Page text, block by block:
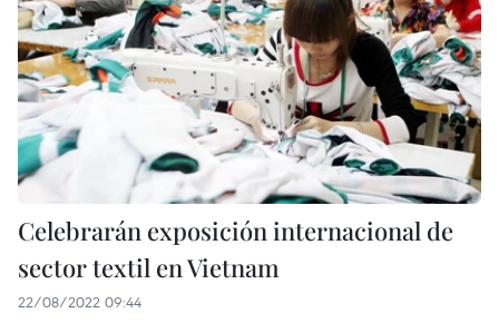
Celebrarán exposición internacional de
sector textil en Vietnam
22/08/2022 09:44